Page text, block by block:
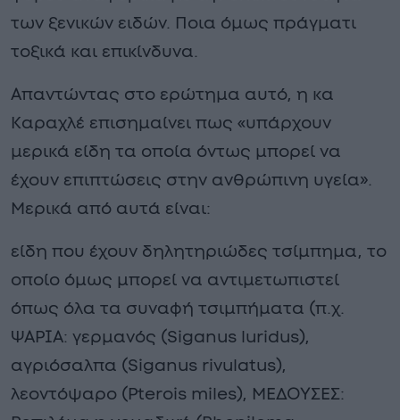
των ξενικών ειδών. Ποια όμως πράγματι
τοξικά και επικίνδυνα.
Απαντώντας στο ερώτημα αυτό, η κα
Καραχλέ επισημαίνει πως «υπάρχουν
μερικά είδη τα οποία όντως μπορεί να
έχουν επιπτώσεις στην ανθρώπινη υγεία».
Μερικά από αυτά είναι:
είδη που έχουν δηλητηριώδες τσίμπημα, το
οποίο όμως μπορεί να αντιμετωπιστεί
όπως όλα τα συναφή τσιμπήματα (π.χ.
ΨΑΡΙΑ: γερμανός (Siganus luridus),
αγριόσαλπα (Siganus rivulatus),
λεοντόψαρο (Pterois miles), ΜΕΔΟΥΣΕΣ: